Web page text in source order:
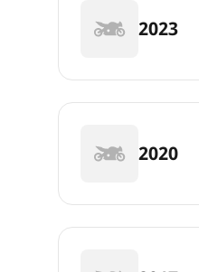
2023
2020